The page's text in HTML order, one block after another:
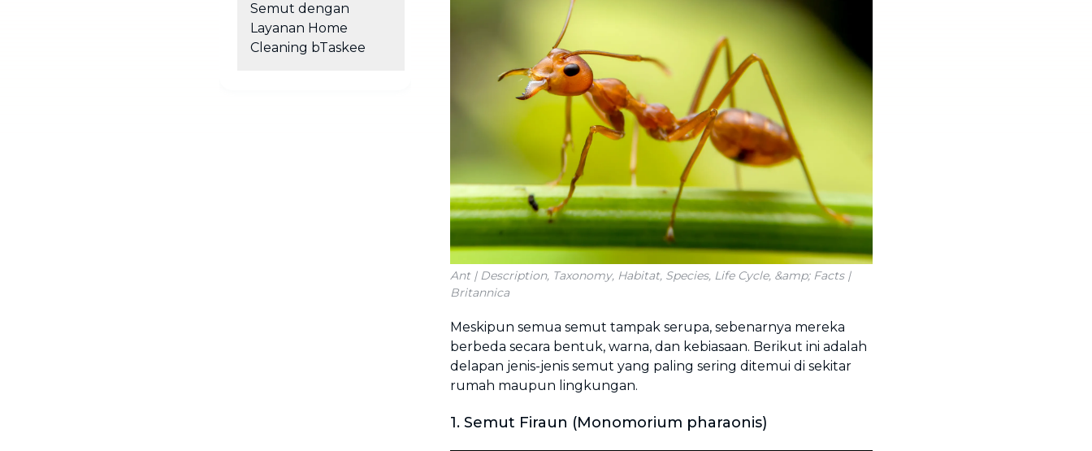
Semut dengan
Layanan Home
Cleaning bTaskee
Ant | Description, Taxonomy, Habitat, Species, Life Cycle, &amp; Facts |
Britannica
Meskipun semua semut tampak serupa, sebenarnya mereka
berbeda secara bentuk, warna, dan kebiasaan. Berikut ini adalah
delapan jenis-jenis semut yang paling sering ditemui di sekitar
rumah maupun lingkungan.
1. Semut Firaun (Monomorium pharaonis)